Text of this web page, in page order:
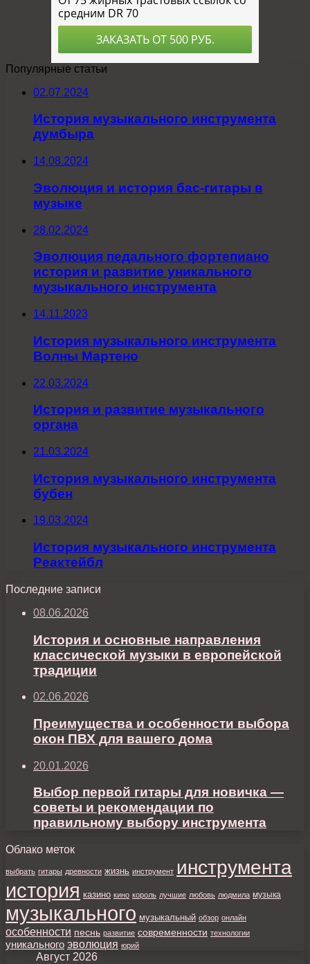
Популярные статьи
02.07.2024
История музыкального инструмента
думбыра
14.08.2024
Эволюция и история бас-гитары в
музыке
28.02.2024
Эволюция педального фортепиано
история и развитие уникального
музыкального инструмента
14.11.2023
История музыкального инструмента
Волны Мартено
22.03.2024
История и развитие музыкального
органа
21.03.2024
История музыкального инструмента
бубен
19.03.2024
История музыкального инструмента
Реактейбл
Последние записи
08.06.2026
История и основные направления
классической музыки в европейской
традиции
02.06.2026
Преимущества и особенности выбора
окон ПВХ для вашего дома
20.01.2026
Выбор первой гитары для новичка —
советы и рекомендации по
правильному выбору инструмента
Облако меток
выбрать гитары древности жизнь инструмент инструмента
история казино кино король лучшие любовь людмила музыка
музыкального музыкальный обзор онлайн
особенности песнь развитие современности технологии
уникального эволюция юрий
Август 2026